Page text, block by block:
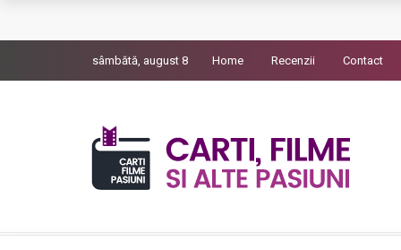
The Man Who Sold Air in the Holy Land –
Bolla – O iubire interzisa din Pristina
Luati-ma drept un vis. Povestiri in K. minor –
sâmbătă, august 8 Home Recenzii Contact